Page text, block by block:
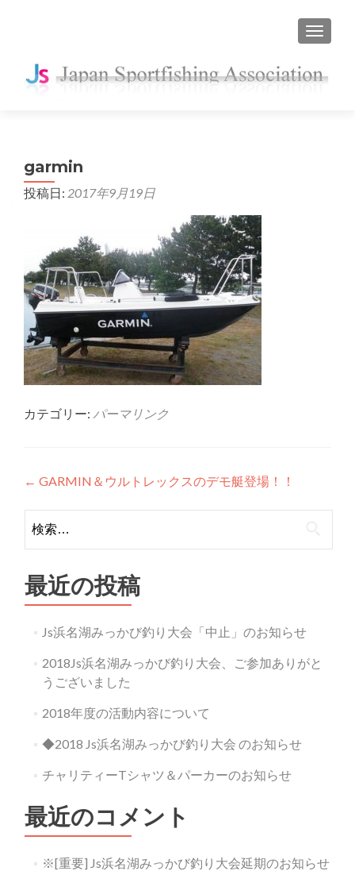
ナビゲ
garmin
投稿日: 2017年9月19日
カテゴリー: パーマリンク
投
稿
ナ
ビ
ゲ
ー
シ
ョ
ン
← GARMIN＆ウルトレックスのデモ艇登場！！
索:
最近の投稿
Js浜名湖みっかび釣り大会「中止」のお知らせ
2018Js浜名湖みっかび釣り大会、ご参加ありがと
うございました
2018年度の活動内容について
◆2018 Js浜名湖みっかび釣り大会 のお知らせ
チャリティーTシャツ＆パーカーのお知らせ
最近のコメント
※[重要] Js浜名湖みっかび釣り大会延期のお知らせ